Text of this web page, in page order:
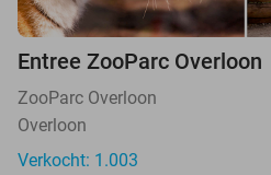
Entree ZooParc Overloon
ZooParc Overloon
Overloon
Verkocht: 1.003